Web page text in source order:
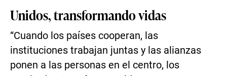
Unidos, transformando vidas
“Cuando los países cooperan, las
instituciones trabajan juntas y las alianzas
ponen a las personas en el centro, los